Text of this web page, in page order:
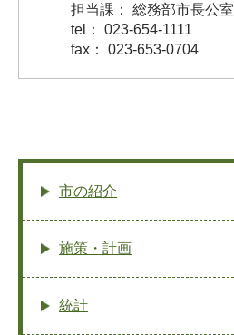
担当課： 総務部市長公室
tel： 023-654-1111
fax： 023-653-0704
市の紹介
施策・計画
統計